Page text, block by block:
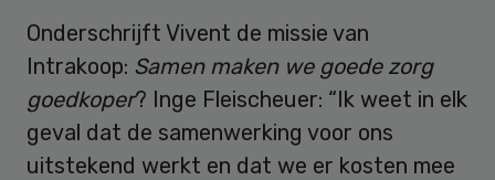
Onderschrijft Vivent de missie van
Intrakoop: Samen maken we goede zorg
goedkoper? Inge Fleischeuer: “Ik weet in elk
geval dat de samenwerking voor ons
uitstekend werkt en dat we er kosten mee